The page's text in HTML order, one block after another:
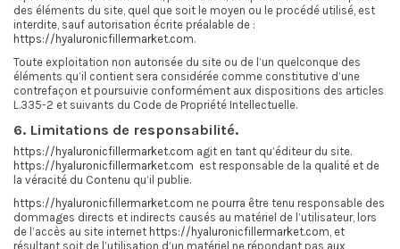
des éléments du site, quel que soit le moyen ou le procédé utilisé, est
interdite, sauf autorisation écrite préalable de :
https://hyaluronicfillermarket.com.
Toute exploitation non autorisée du site ou de l’un quelconque des
éléments qu’il contient sera considérée comme constitutive d’une
contrefaçon et poursuivie conformément aux dispositions des articles
L.335-2 et suivants du Code de Propriété Intellectuelle.
6. Limitations de responsabilité.
https://hyaluronicfillermarket.com agit en tant qu’éditeur du site.
https://hyaluronicfillermarket.com est responsable de la qualité et de
la véracité du Contenu qu’il publie.
https://hyaluronicfillermarket.com ne pourra être tenu responsable des
dommages directs et indirects causés au matériel de l’utilisateur, lors
de l’accès au site internet https://hyaluronicfillermarket.com, et
résultant soit de l’utilisation d’un matériel ne répondant pas aux